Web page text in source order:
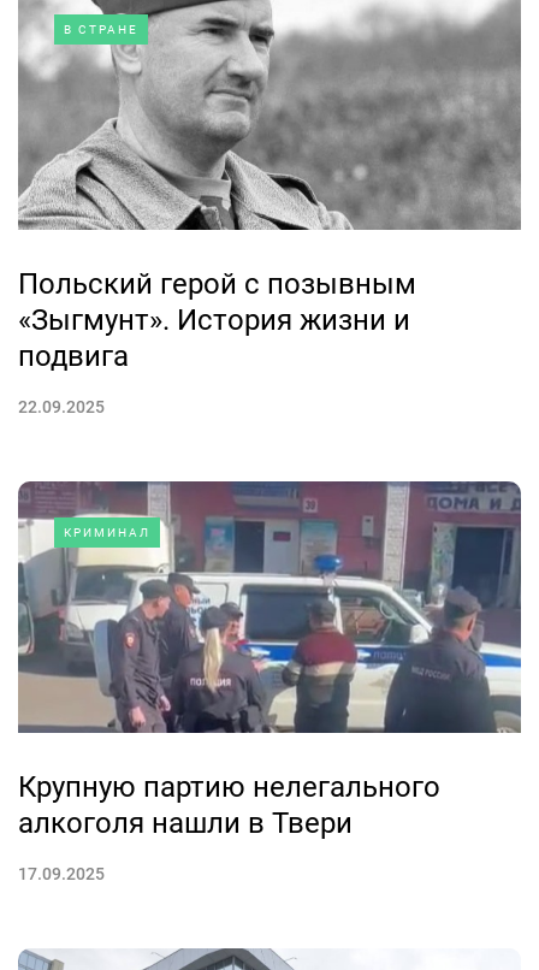
В СТРАНЕ
Польский герой с позывным
«Зыгмунт». История жизни и
подвига
22.09.2025
КРИМИНАЛ
Крупную партию нелегального
алкоголя нашли в Твери
17.09.2025